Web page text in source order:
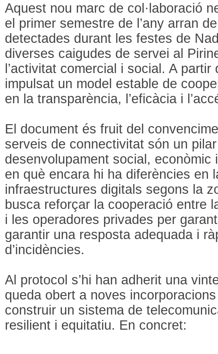
Aquest nou marc de col·laboració
el primer semestre de l’any arran
detectades durant les festes de
diverses caigudes de servei al
l’activitat comercial i social. A partir
impulsat un model estable de
en la transparència, l’eficàcia i
El document és fruit del
serveis de connectivitat són un
desenvolupament social,
en què encara hi ha diferències en
infraestructures digitals segons la
busca reforçar la cooperació entre
i les operadores privades per
garantir una resposta adequada i
d’incidències.
Al protocol s’hi han adherit una
queda obert a noves
construir un sistema de
resilient i equitatiu. En concret: